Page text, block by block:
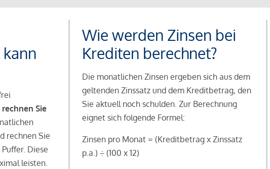
rechnen Sie
rechnen Sie
Diese
leisten.
Wie werden Zinsen bei
Krediten berechnet?
Die monatlichen Zinsen ergeben sich aus dem
geltenden Zinssatz und dem Kreditbetrag, den
Sie aktuell noch schulden. Zur Berechnung
eignet sich folgende Formel:
Zinsen pro Monat = (Kreditbetrag x Zinssatz
p.a.) ÷ (100 x 12)